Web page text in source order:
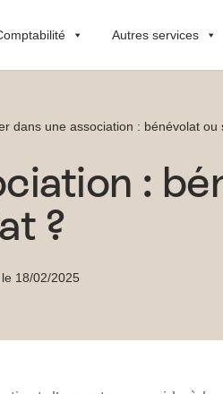
Autres services
dans une association : bénévolat ou
:
?
18/02/2025